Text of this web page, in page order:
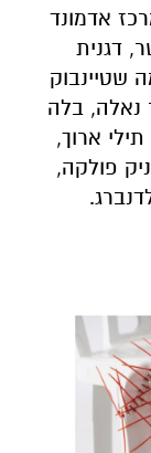
אדמונד
דגנית
שטיינבוק
נאלה, בלה
תילי ארוך,
פולקה,